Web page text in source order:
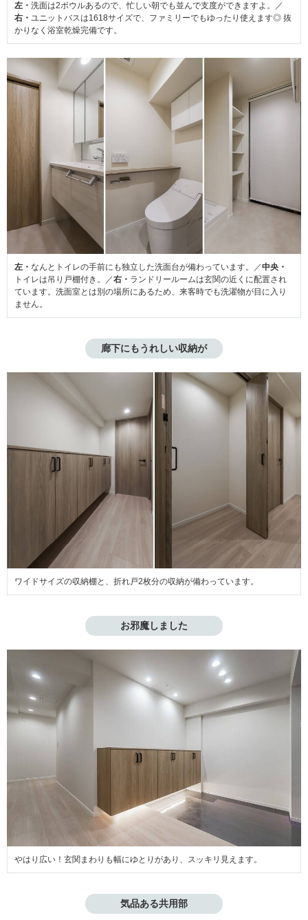
左・ 洗面は2ボウルあるので、忙しい朝でも並んで支度ができますよ。／
右・ ユニットバスは1618サイズで、ファミリーでもゆったり使えます◎ 抜
かりなく浴室乾燥完備です。
左・ なんとトイレの手前にも独立した洗面台が備わっています。／中央・
トイレは吊り戸棚付き。／右・ ランドリールームは玄関の近くに配置され
ています。洗面室とは別の場所にあるため、来客時でも洗濯物が目に入り
ません。
廊下にもうれしい収納が
ワイドサイズの収納棚と、折れ戸2枚分の収納が備わっています。
お邪魔しました
やはり広い！玄関まわりも幅にゆとりがあり、スッキリ見えます。
気品ある共用部